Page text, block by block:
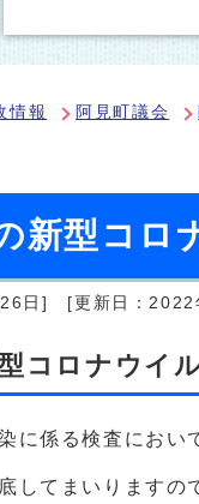
情報 阿見町議会
新型コロ
日] [更新日：2022
コロナウイ
に係る検査にお
してまいりますの